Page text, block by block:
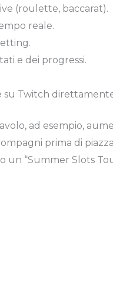
(roulette, baccarat).
reale.
e dei progressi.
su Twitch
ad esempio,
prima di
un “Summer Slots